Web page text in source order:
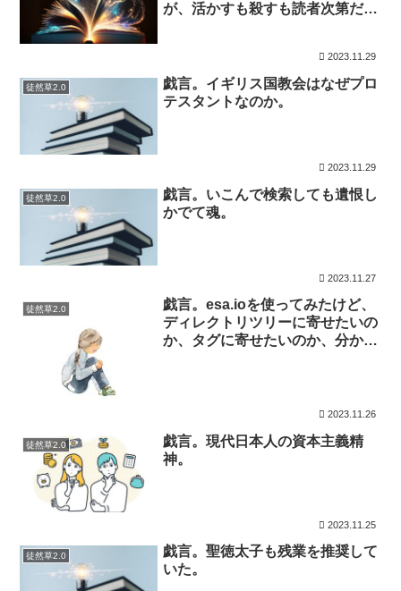
が、活かすも殺すも読者次第だと
2023.11.29
徒然草2.0
戯言。イギリス国教会はなぜプロ
テスタントなのか。
2023.11.29
徒然草2.0
戯言。いこんで検索しても遺恨し
かでて魂。
2023.11.27
徒然草2.0
戯言。esa.ioを使ってみたけど、
ディレクトリツリーに寄せたいの
か、タグに寄せたいのか、分から
2023.11.26
徒然草2.0
戯言。現代日本人の資本主義精
神。
2023.11.25
徒然草2.0
戯言。聖徳太子も残業を推奨して
いた。